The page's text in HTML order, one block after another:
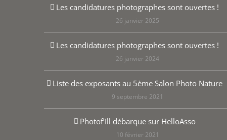
Les candidatures photographes sont ouvertes !
26 janvier 2025
Les candidatures photographes sont ouvertes !
26 janvier 2024
Liste des exposants au 5ème Salon Photo Nature
9 septembre 2021
Photof’Ill débarque sur HelloAsso
10 février 2021